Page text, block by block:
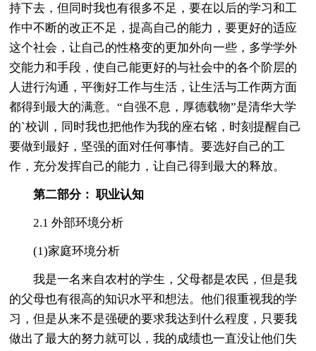
持下去，但同时我也有很多不足，要在以后的学习和工
作中不断的改正不足，提高自己的能力，要更好的适应
这个社会，让自己的性格变的更加外向一些，多学学外
交能力和手段，使自己能更好的与社会中的各个阶层的
人进行沟通，平衡好工作与生活，让生活与工作两方面
都得到最大的满意。“自强不息，厚德载物”是清华大学
的`校训，同时我也把他作为我的座右铭，时刻提醒自己
要做到最好，坚强的面对任何事情。要选好自己的工
作，充分发挥自己的能力，让自己得到最大的释放。
第二部分： 职业认知
2.1 外部环境分析
(1)家庭环境分析
我是一名来自农村的学生，父母都是农民，但是我
的父母也有很高的知识水平和想法。他们很重视我的学
习，但是从来不是强硬的要求我达到什么程度，只要我
做出了最大的努力就可以，我的成绩也一直没让他们失